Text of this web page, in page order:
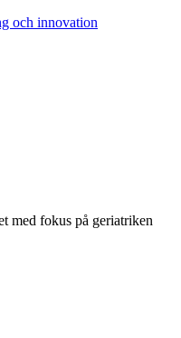
och innovation
med fokus på geriatriken